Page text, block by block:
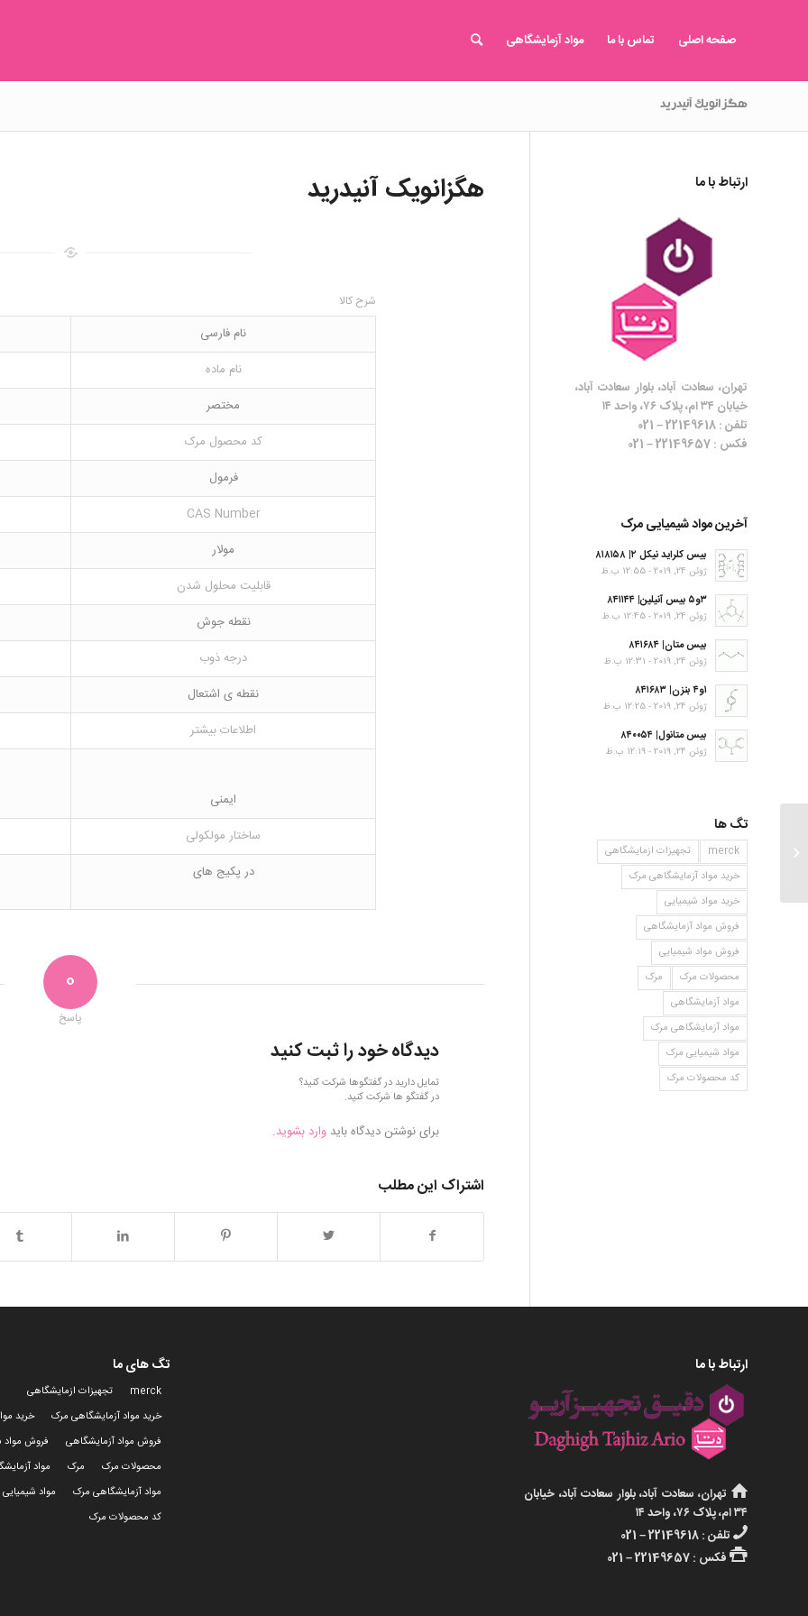
صفحه اصلی تماس با ما مواد آزمایشگاهی
هگزانویک آنیدرید
هگزانویک آنیدرید
شرح کالا
نام فارسی
نام ماده
مختصر
کد محصول مرک
فرمول
CAS Number
مولار
قابلیت محلول شدن
نقطه جوش
درجه ذوب
نقطه ی اشتعال
اطلاعات بیشتر
ایمنی
ساختار مولکولی
در پکیج های
0
پاسخ
دیدگاه خود را ثبت کنید
تمایل دارید در گفتگوها شرکت کنید؟
در گفتگو ها شرکت کنید.
برای نوشتن دیدگاه باید وارد بشوید.
اشتراک این مطلب
ارتباط با ما
تهران، سعادت آباد، بلوار سعادت آباد،
خیابان ۳۴ ام، پلاک ۷۶، واحد ۱۴
تلفن : 22149618 – 021
فکس : 22149657 – 021
آخرین مواد شیمیایی مرک
بیس کلراید نیکل ۲| ۸۱۸۱۵۸
ژوئن 24, 2019 - 12:55 ب.ظ
۳و۵ بیس آنیلین| ۸۴۱۱۴۴
ژوئن 24, 2019 - 12:45 ب.ظ
بیس متان| ۸۴۱۶۸۴
ژوئن 24, 2019 - 12:31 ب.ظ
۱و۴ بنزن| ۸۴۱۶۸۳
ژوئن 24, 2019 - 12:25 ب.ظ
بیس متانول| ۸۴۰۰۵۴
ژوئن 24, 2019 - 12:19 ب.ظ
تگ ها
merck
تجهیزات ازمایشگاهی
خرید مواد آزمایشگاهی مرک
خرید مواد شیمیایی
فروش مواد آزمایشگاهی
فروش مواد شیمیایی
محصولات مرک
مرک
مواد آزمایشگاهی
مواد آزمایشگاهی مرک
مواد شیمیایی مرک
کد محصولات مرک
ارتباط با ما
تهران، سعادت آباد، بلوار سعادت آباد، خیابان
۳۴ ام، پلاک ۷۶، واحد ۱۴
تلفن : 22149618 – 021
فکس : 22149657 – 021
تگ های ما
merck
تجهیزات ازمایشگاهی
خرید مواد آزمایشگاهی مرک
خرید
فروش مواد آزمایشگاهی
فروش مواد
محصولات مرک
مرک
مواد
مواد آزمایشگاهی مرک
مواد
کد محصولات مرک